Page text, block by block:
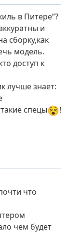
в Питере”?
и
сборку,как
модель.
доступ к
лучше знает:
спецы😵!
что
чем будет